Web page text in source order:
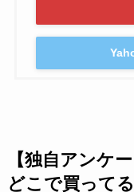
【独自アンケ
どこで買って